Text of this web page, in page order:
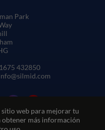
web para mejorar tu
obtener más información
Park
432850